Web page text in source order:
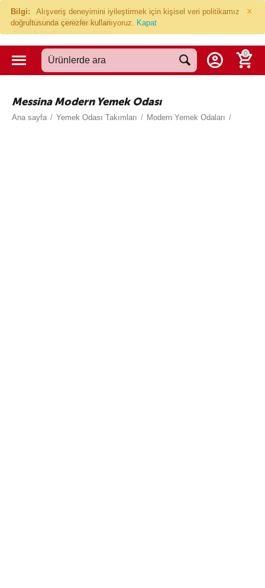
×
Bilgi:
Alışveriş deneyimini iyileştirmek için kişisel veri politikamız
doğrultusunda çerezler kullanıyoruz. Kapat
0
Messina Modern Yemek Odası
Ana sayfa / Yemek Odası Takımları / Modern Yemek Odaları /